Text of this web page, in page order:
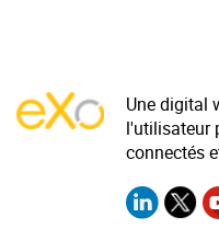
Une digital
l'utilisateur
connectés